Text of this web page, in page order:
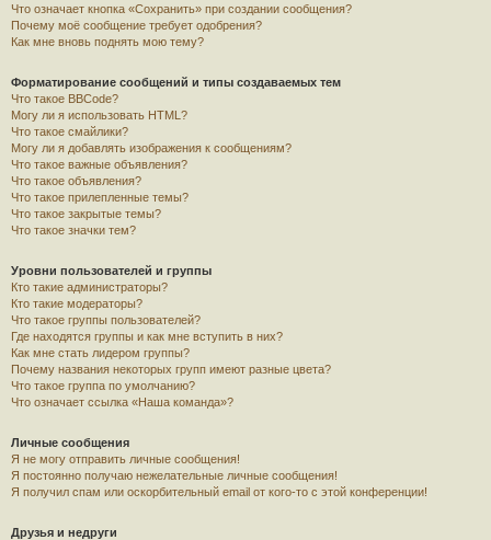
Что означает кнопка «Сохранить» при создании сообщения?
Почему моё сообщение требует одобрения?
Как мне вновь поднять мою тему?
Форматирование сообщений и типы создаваемых тем
Что такое BBCode?
Могу ли я использовать HTML?
Что такое смайлики?
Могу ли я добавлять изображения к сообщениям?
Что такое важные объявления?
Что такое объявления?
Что такое прилепленные темы?
Что такое закрытые темы?
Что такое значки тем?
Уровни пользователей и группы
Кто такие администраторы?
Кто такие модераторы?
Что такое группы пользователей?
Где находятся группы и как мне вступить в них?
Как мне стать лидером группы?
Почему названия некоторых групп имеют разные цвета?
Что такое группа по умолчанию?
Что означает ссылка «Наша команда»?
Личные сообщения
Я не могу отправить личные сообщения!
Я постоянно получаю нежелательные личные сообщения!
Я получил спам или оскорбительный email от кого-то с этой конференции!
Друзья и недруги